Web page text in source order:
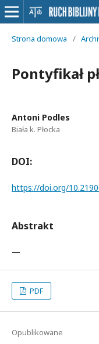
Strona domowa /
Pontyfikał
Antoni Podles
Biała k. Płocka
DOI:
https://doi.org/
Abstrakt
—
PDF
Opublikowane